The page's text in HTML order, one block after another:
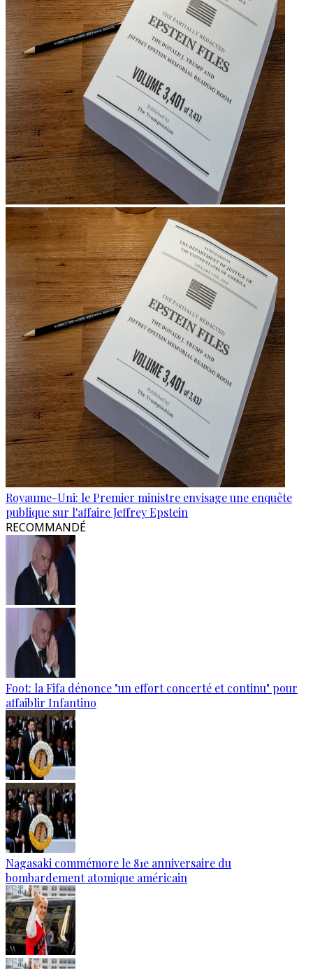
Royaume-Uni: le Premier ministre envisage une enquête
publique sur l'affaire Jeffrey Epstein
RECOMMANDÉ
Foot: la Fifa dénonce "un effort concerté et continu" pour
affaiblir Infantino
Nagasaki commémore le 81e anniversaire du
bombardement atomique américain